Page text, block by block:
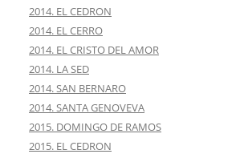
2014. EL CEDRON
2014. EL CERRO
2014. EL CRISTO DEL AMOR
2014. LA SED
2014. SAN BERNARO
2014. SANTA GENOVEVA
2015. DOMINGO DE RAMOS
2015. EL CEDRON